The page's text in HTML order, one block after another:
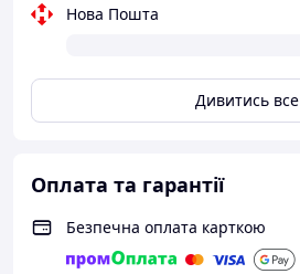
Нова Пошта
Дивитись все
Оплата та гарантії
Безпечна оплата карткою